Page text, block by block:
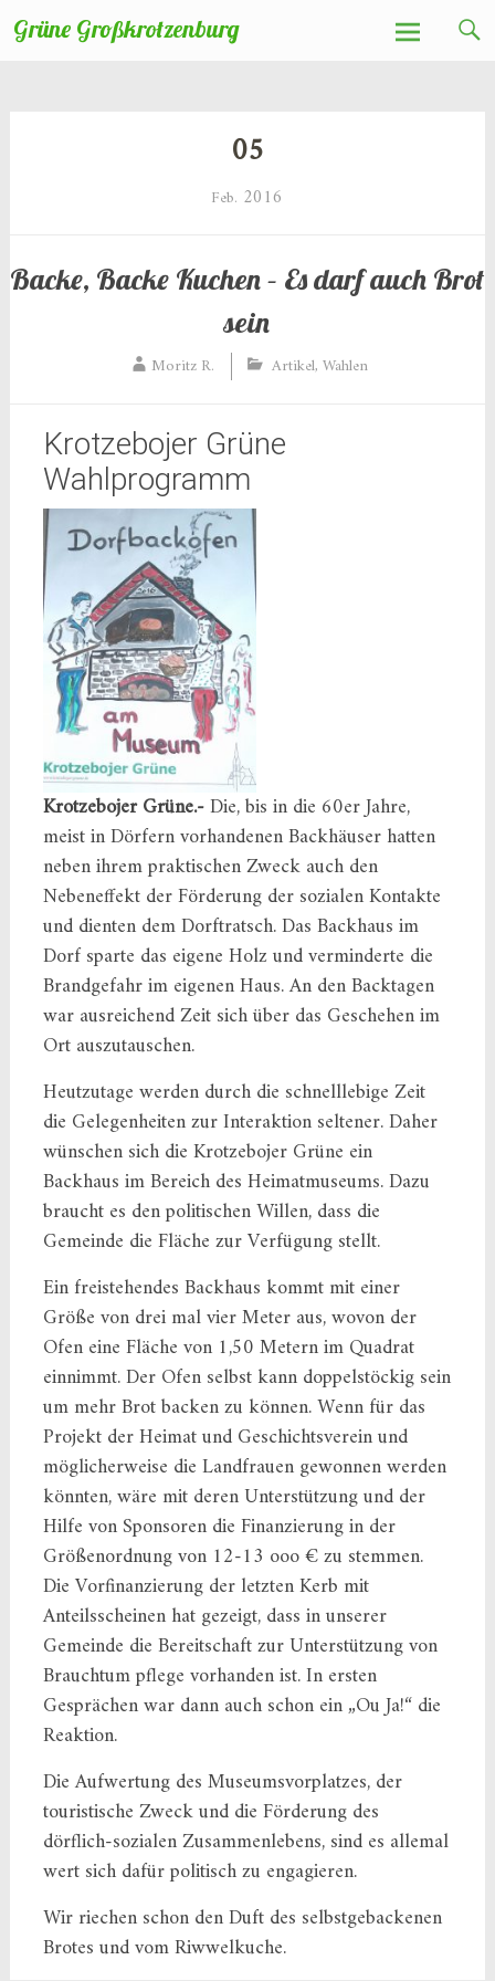
Zum
Inhalt
Grüne Großkrotzenburg
05
Feb. 2016
Backe, Backe Kuchen – Es darf auch Brot
sein
Moritz R. Artikel, Wahlen
Krotzebojer Grüne
Wahlprogramm
Krotzebojer Grüne.-Die, bis in die 60er Jahre,
meist in Dörfern vorhandenen Backhäuser hatten
neben ihrem praktischen Zweck auch den
Nebeneffekt der Förderung der sozialen Kontakte
und dienten dem Dorftratsch. Das Backhaus im
Dorf sparte das eigene Holz und verminderte die
Brandgefahr im eigenen Haus. An den Backtagen
war ausreichend Zeit sich über das Geschehen im
Ort auszutauschen.
Heutzutage werden durch die schnelllebige Zeit
die Gelegenheiten zur Interaktion seltener. Daher
wünschen sich die Krotzebojer Grüne ein
Backhaus im Bereich des Heimatmuseums. Dazu
braucht es den politischen Willen, dass die
Gemeinde die Fläche zur Verfügung stellt.
Ein freistehendes Backhaus kommt mit einer
Größe von drei mal vier Meter aus, wovon der
Ofen eine Fläche von 1,50 Metern im Quadrat
einnimmt. Der Ofen selbst kann doppelstöckig sein
um mehr Brot backen zu können. Wenn für das
Projekt der Heimat und Geschichtsverein und
möglicherweise die Landfrauen gewonnen werden
könnten, wäre mit deren Unterstützung und der
Hilfe von Sponsoren die Finanzierung in der
Größenordnung von 12-13 ooo € zu stemmen.
Die Vorfinanzierung der letzten Kerb mit
Anteilsscheinen hat gezeigt, dass in unserer
Gemeinde die Bereitschaft zur Unterstützung von
Brauchtum pflege vorhanden ist. In ersten
Gesprächen war dann auch schon ein „Ou Ja!“ die
Reaktion.
Die Aufwertung des Museumsvorplatzes, der
touristische Zweck und die Förderung des
dörflich-sozialen Zusammenlebens, sind es allemal
wert sich dafür politisch zu engagieren.
Wir riechen schon den Duft des selbstgebackenen
Brotes und vom Riwwelkuche.